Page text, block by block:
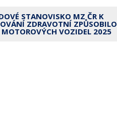
STANOVISKO MZ ČR K
ZDRAVOTNÍ
VOZIDEL 2025